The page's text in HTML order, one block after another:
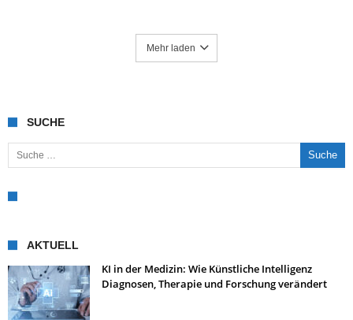
Mehr laden
SUCHE
Suche nach:
AKTUELL
KI in der Medizin: Wie Künstliche Intelligenz
Diagnosen, Therapie und Forschung verändert